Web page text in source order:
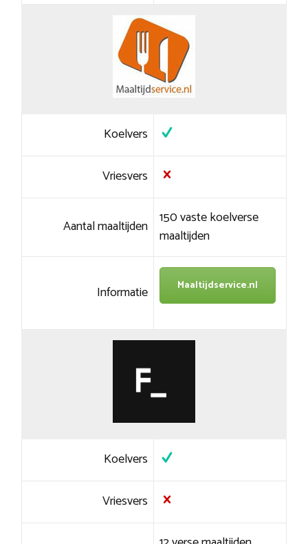
Koelvers
Vriesvers
Aantal maaltijden 150 vaste koelverse
maaltijden
Informatie Maaltijdservice.nl
Koelvers
Vriesvers